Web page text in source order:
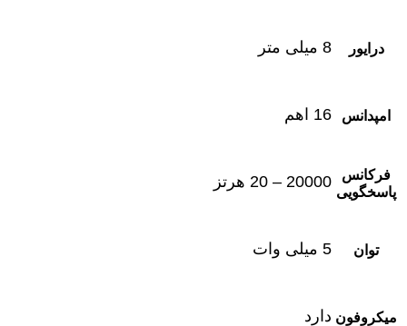
درایور 8 میلی ‌متر
امپدانس 16 اهم
فرکانس
پاسخگویی
20000 – 20 هرتز
توان 5 میلی ‌وات
میکروفون دارد